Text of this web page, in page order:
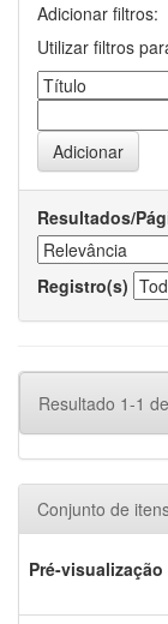
Adicionar filtros:
Utilizar filtros
Resultados/
Registro(s)
Resultado 1-1
Conjunto de
Pré-visualização